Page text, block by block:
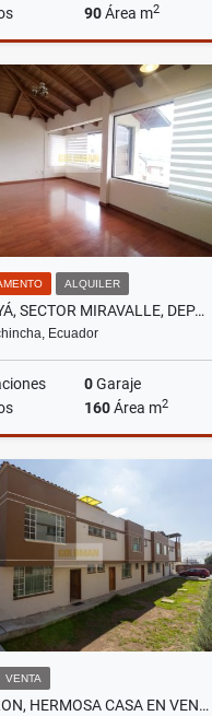
90Área m2
Alquiler
US$700
ALQUILER
CUMBAYÁ, SECTOR MIRAVALLE, DEPARTAMENTO EN RENTRA, 160M2
Ecuador
0Garaje
160Área m2
US$650
VENTA
CALDERON, HERMOSA CASA EN VENTA, 127M2